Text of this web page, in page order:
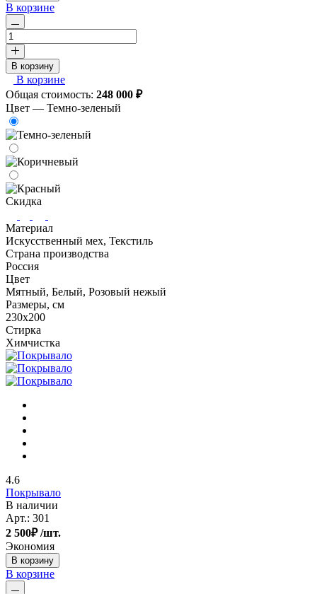
В корзине
В корзину
В корзине
Общая стоимость: 248 000 ₽
Цвет — Темно-зеленый
Скидка
Материал
Искусственный мех, Текстиль
Страна производства
Россия
Цвет
Мятный, Белый, Розовый нежый
Размеры, см
230х200
Стирка
Химчистка
4.6
Покрывало
В наличии
Арт.: 301
2 500₽/шт.
Экономия
В корзину
В корзине